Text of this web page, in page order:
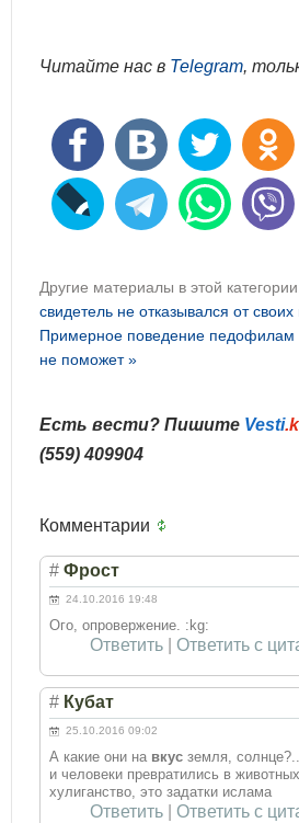
Читайте нас в Telegram,
Другие материалы в этой
свидетель не отказывался от своих
Примерное поведение педофилам
не поможет »
Есть вести? Пишите Vesti
(559) 409904
Комментарии
# Фрост
24.10.2016 19:48
Ого, опровержение. :kg:
Ответить Ответить с
# Кубат
25.10.2016 09:02
А какие они на вкус земля,
и человеки превратились в
хулиганство, это задатки ислама
Ответить Ответить с